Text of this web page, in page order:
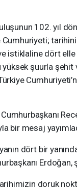
102. yıl
istiklaline dört
yüksek şuurla
bir mesaj
dört bir
Erdoğan,
doruk